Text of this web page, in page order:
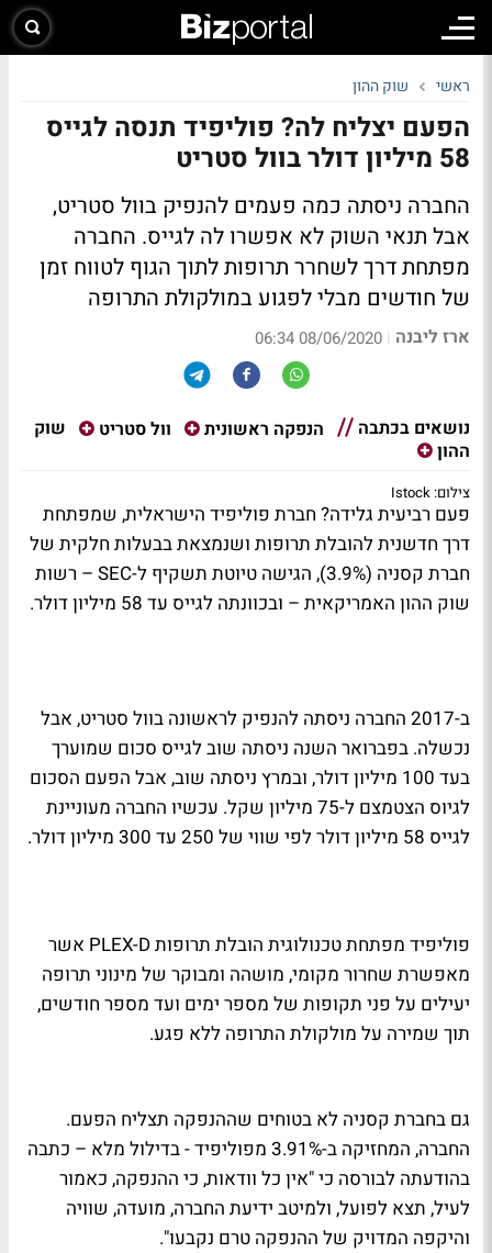
ראשי שוק ההון
הפעם יצליח לה? פוליפיד תנסה לגייס
58 מיליון דולר בוול סטריט
החברה ניסתה כמה פעמים להנפיק בוול סטריט,
אבל תנאי השוק לא אפשרו לה לגייס. החברה
מפתחת דרך לשחרר תרופות לתוך הגוף לטווח זמן
של חודשים מבלי לפגוע במולקולת התרופה
ארז ליבנה |
08/06/2020 06:34
נושאים בכתבה הנפקה ראשונית וול סטריט
שוק
ההון
צילום: Istock
פעם רביעית גלידה? חברת פוליפיד הישראלית, שמפתחת
דרך חדשנית להובלת תרופות ושנמצאת בבעלות חלקית של
חברת קסניה (3.9%), הגישה טיוטת תשקיף ל-SEC – רשות
שוק ההון האמריקאית – ובכוונתה לגייס עד 58 מיליון דולר.
ב-2017 החברה ניסתה להנפיק לראשונה בוול סטריט, אבל
נכשלה. בפברואר השנה ניסתה שוב לגייס סכום שמוערך
בעד 100 מיליון דולר, ובמרץ ניסתה שוב, אבל הפעם הסכום
לגיוס הצטמצם ל-75 מיליון שקל. עכשיו החברה מעוניינת
לגייס 58 מיליון דולר לפי שווי של 250 עד 300 מיליון דולר.
פוליפיד מפתחת טכנולוגית הובלת תרופות PLEX-D אשר
מאפשרת שחרור מקומי, מושהה ומבוקר של מינוני תרופה
יעילים על פני תקופות של מספר ימים ועד מספר חודשים,
תוך שמירה על מולקולת התרופה ללא פגע.
גם בחברת קסניה לא בטוחים שההנפקה תצליח הפעם.
החברה, המחזיקה ב-3.91% מפוליפיד - בדילול מלא – כתבה
בהודעתה לבורסה כי "אין כל וודאות, כי ההנפקה, כאמור
לעיל, תצא לפועל, ולמיטב ידיעת החברה, מועדה, שוויה
והיקפה המדויק של ההנפקה טרם נקבעו".